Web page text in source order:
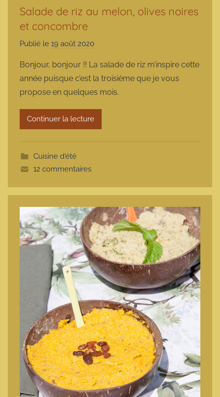
Salade de riz au melon, olives noires
et concombre
Publié le 19 août 2020
r
m
a
r
Bonjour, bonjour !! La salade de riz m’inspire cette
année puisque c’est la troisième que je vous
propose en quelques mois.
Continuer la lecture
Cuisine d'été
12 commentaires